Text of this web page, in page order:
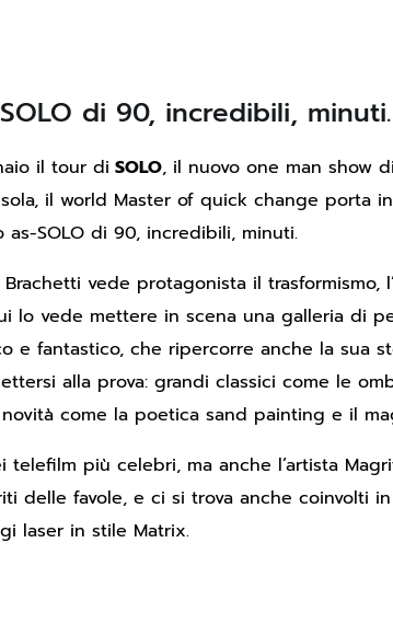
di 90, incredibili, minuti.
il tour di SOLO, il nuovo one man show
il world Master of quick change porta
SOLO di 90, incredibili, minuti.
vede protagonista il trasformismo,
lo vede mettere in scena una galleria di
e fantastico, che ripercorre anche la sua
alla prova: grandi classici come le
come la poetica sand painting e il
più celebri, ma anche l’artista
delle favole, e ci si trova anche coinvolti
laser in stile Matrix.